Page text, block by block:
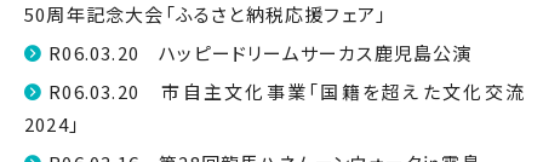
50周年記念大会「ふるさと納税応援フェア」
R06.03.20 ハッピードリームサーカス鹿児島公演
R06.03.20 市自主文化事業「国籍を超えた文化交流
2024」